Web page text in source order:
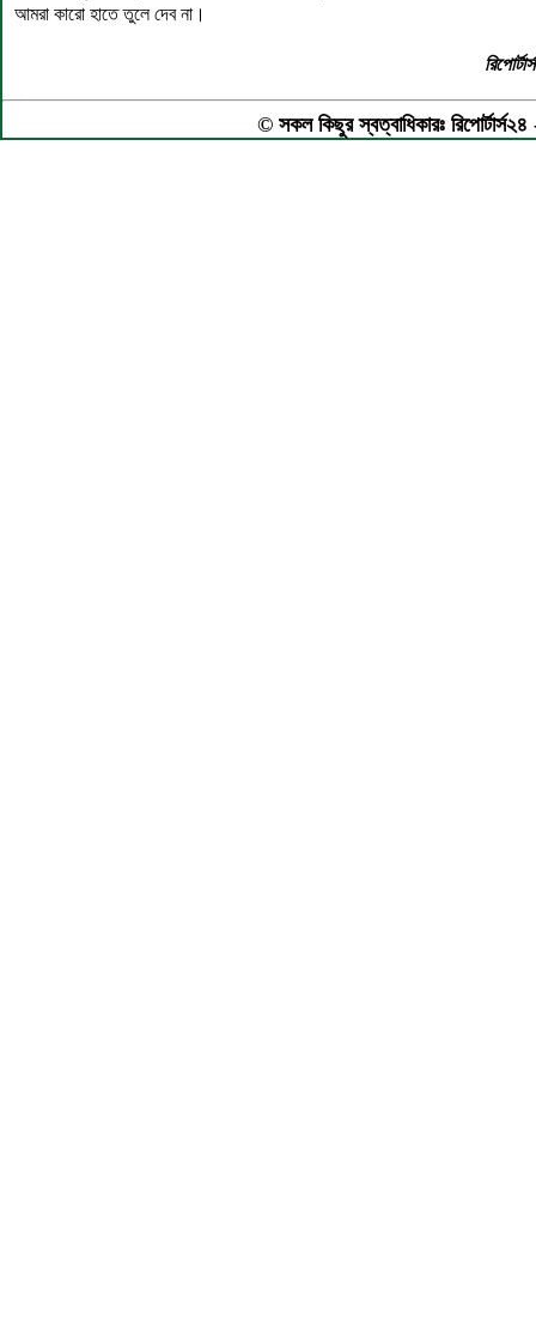
আমরা কারো হাতে তুলে দেব না।
© সকল কিছুর স্বত্বাধিকারঃ রিপোর্টার্স২৪